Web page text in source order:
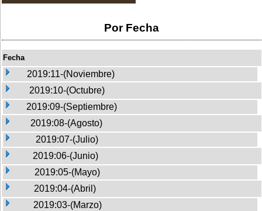
Por Fecha
Fecha
2019:11-(Noviembre)
2019:10-(Octubre)
2019:09-(Septiembre)
2019:08-(Agosto)
2019:07-(Julio)
2019:06-(Junio)
2019:05-(Mayo)
2019:04-(Abril)
2019:03-(Marzo)